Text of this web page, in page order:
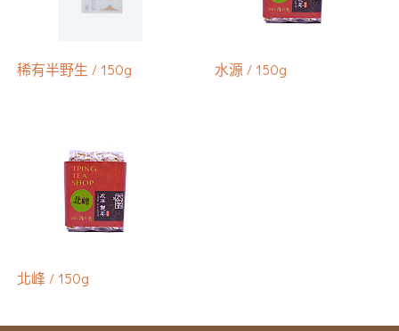
稀有半野生 / 150g 水源 / 150g
北峰 / 150g